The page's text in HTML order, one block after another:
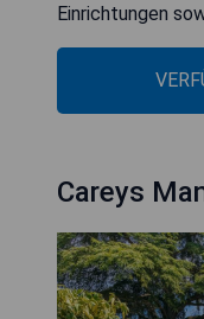
Einrichtungen
Careys